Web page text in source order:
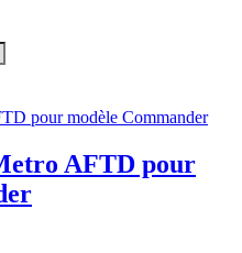
AFTD pour